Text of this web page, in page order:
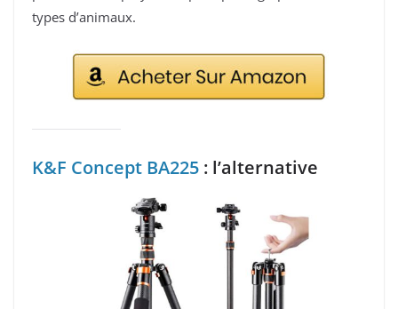
types d’animaux.
K&F Concept BA225 : l’alternative